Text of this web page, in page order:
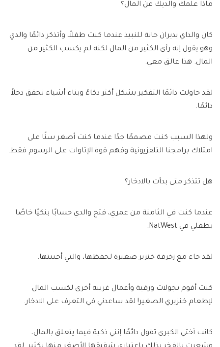
ماذا علمك والديك عن المال؟
كان والداي يديران حانة للنبيذ عندما كنت طفلاً، وأتذكر دائمًا والدي
وهو يقول إنه رأى الكثير من المال لكنه لم يكسب الكثير من
المال. هذا عالق معي.
لقد حاولت دائمًا التفكير بشكل أكثر ذكاءً وبناء أشياء تحقق دخلاً
دائمًا.
ولهذا السبب كنت مصممًا جدًا عندما كنت أصغر سنًا على
امتلاك برامجنا التلفزيونية وفهم قوة الإتاوات على الرسوم فقط.
هل تتذكر متى بدأت بالادخار؟
عندما كنت في الثامنة من عمري، فتح والدي حسابًا بنكيًا خاصًا
بطفلي في NatWest.
لقد جاء مع زخرفة خنزير صغيرة لحفظها، والتي أحببتها.
كنت أقوم بجولات ورقية وأعمال غريبة أخرى لكسب المال
لإطعام خنزيري الصغير! لقد ساعدني في التعرف على الادخار.
كانت أختي الكبرى تقول دائمًا إنني ذكية فيما يتعلق بالمال،